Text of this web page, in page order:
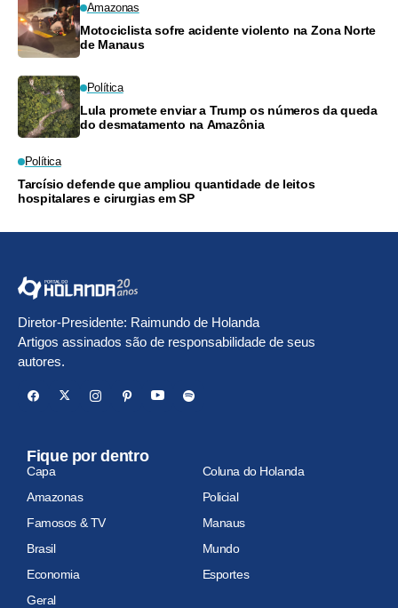
Amazonas
Motociclista sofre acidente violento na Zona Norte
de Manaus
Política
Lula promete enviar a Trump os números da queda
do desmatamento na Amazônia
Política
Tarcísio defende que ampliou quantidade de leitos
hospitalares e cirurgias em SP
Diretor-Presidente: Raimundo de Holanda
Artigos assinados são de responsabilidade de seus
autores.
Fique por dentro
Capa
Coluna do Holanda
Amazonas
Policial
Famosos & TV
Manaus
Brasil
Mundo
Economia
Esportes
Geral